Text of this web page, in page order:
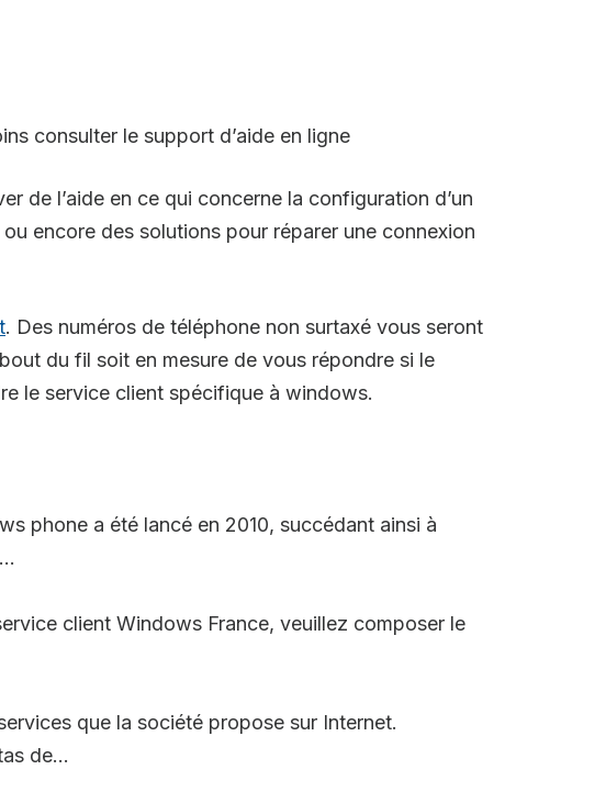
consulter le support d’aide en ligne
de l’aide en ce qui concerne la configuration d’un
encore des solutions pour réparer une connexion
. Des numéros de téléphone non surtaxé vous seront
du fil soit en mesure de vous répondre si le
le service client spécifique à windows.
phone a été lancé en 2010, succédant ainsi à
client Windows France, veuillez composer le
que la société propose sur Internet.
de...